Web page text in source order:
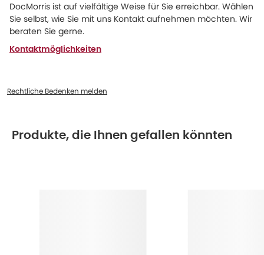
DocMorris ist auf vielfältige Weise für Sie erreichbar. Wählen
Sie selbst, wie Sie mit uns Kontakt aufnehmen möchten. Wir
beraten Sie gerne.
Kontaktmöglichkeiten
Rechtliche Bedenken melden
Produkte, die Ihnen gefallen könnten